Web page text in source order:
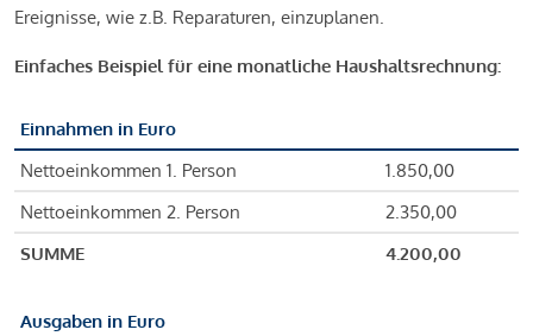
Ereignisse, wie z.B. Reparaturen, einzuplanen.
Einfaches Beispiel für eine monatliche Haushaltsrechnung:
Einnahmen in Euro
Nettoeinkommen 1. Person
1.850,00
Nettoeinkommen 2. Person
2.350,00
SUMME
4.200,00
Ausgaben in Euro